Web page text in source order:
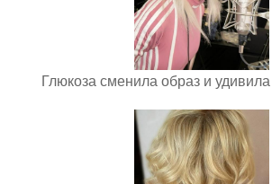
Глюкоза сменила образ и